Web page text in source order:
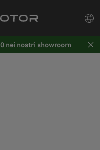
nei nostri showroom